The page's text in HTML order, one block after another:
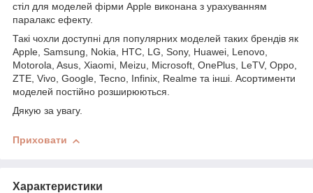
стіл для моделей фірми Apple виконана з урахуванням
паралакс ефекту.
Такі чохли доступні для популярних моделей таких брендів як
Apple, Samsung, Nokia, HTC, LG, Sony, Huawei, Lenovo,
Motorola, Asus, Xiaomi, Meizu, Microsoft, OnePlus, LeTV, Oppo,
ZTE, Vivo, Google, Tecno, Infinix, Realme та інші. Асортименти
моделей постійно розширюються.
Дякую за увагу.
Приховати
Характеристики